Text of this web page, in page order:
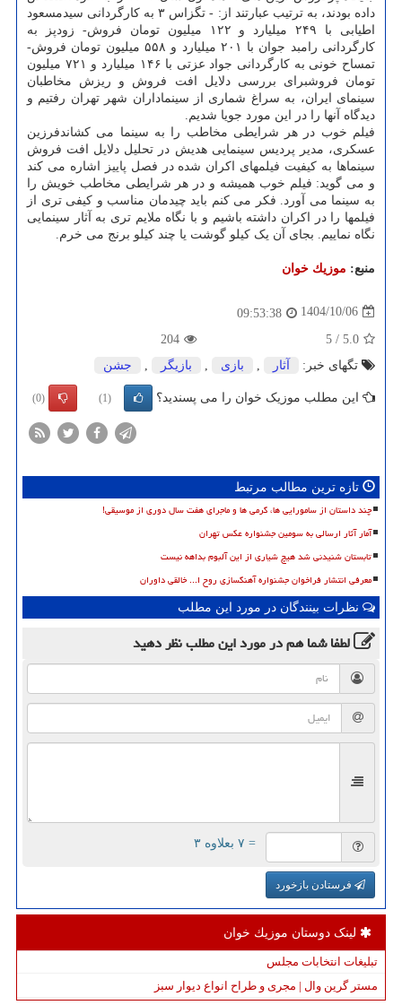
داده بودند، به ترتیب عبارتند از: - تگزاس ۳ به کارگردانی سیدمسعود
اطیابی با ۲۴۹ میلیارد و ۱۲۲ میلیون تومان فروش- زودپز به
کارگردانی رامبد جوان با ۲۰۱ میلیارد و ۵۵۸ میلیون تومان فروش-
تمساح خونی به کارگردانی جواد عزتی با ۱۴۶ میلیارد و ۷۲۱ میلیون
تومان فروشبرای بررسی دلایل افت فروش و ریزش مخاطبان
سینمای ایران، به سراغ شماری از سینماداران شهر تهران رفتیم و
دیدگاه آنها را در این مورد جویا شدیم.
فیلم خوب در هر شرایطی مخاطب را به سینما می کشاندفرزین
عسکری، مدیر پردیس سینمایی هدیش در تحلیل دلایل افت فروش
سینماها به کیفیت فیلمهای اکران شده در فصل پاییز اشاره می کند
و می گوید: فیلم خوب همیشه و در هر شرایطی مخاطب خویش را
به سینما می آورد. فکر می کنم باید چیدمان مناسب و کیفی تری از
فیلمها را در اکران داشته باشیم و با نگاه ملایم تری به آثار سینمایی
نگاه نماییم. بجای آن یک کیلو گوشت یا چند کیلو برنج می خرم.
منبع: موزیك خوان
1404/10/06
09:53:38
5.0
/
5
204
تگهای خبر:
آثار بازی بازیگر جشن
این مطلب موزیک خوان را می پسندید؟ (1)
(0)
تازه ترین مطالب مرتبط
چند داستان از سامورایی ها، گرمی ها و ماجرای هفت سال دوری از موسیقی!
آمار آثار ارسالی به سومین جشنواره عکس تهران
تابستان شنیدنی شد هیچ شیاری از این آلبوم بداهه نیست
معرفی انتشار فراخوان جشنواره آهنگسازی روح ا... خالقی داوران
نظرات بینندگان در مورد این مطلب
لطفا شما همدر مورد این مطلبنظر دهید
= ۷ بعلاوه ۳
فرستادن بازخورد
لینک دوستان موزیك خوان
تبلیغات انتخابات مجلس
مستر گرین وال | مجری و طراح انواع دیوار سبز